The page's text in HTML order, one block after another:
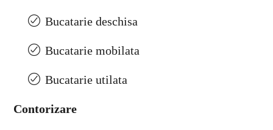
Bucatarie deschisa
Bucatarie mobilata
Bucatarie utilata
Contorizare